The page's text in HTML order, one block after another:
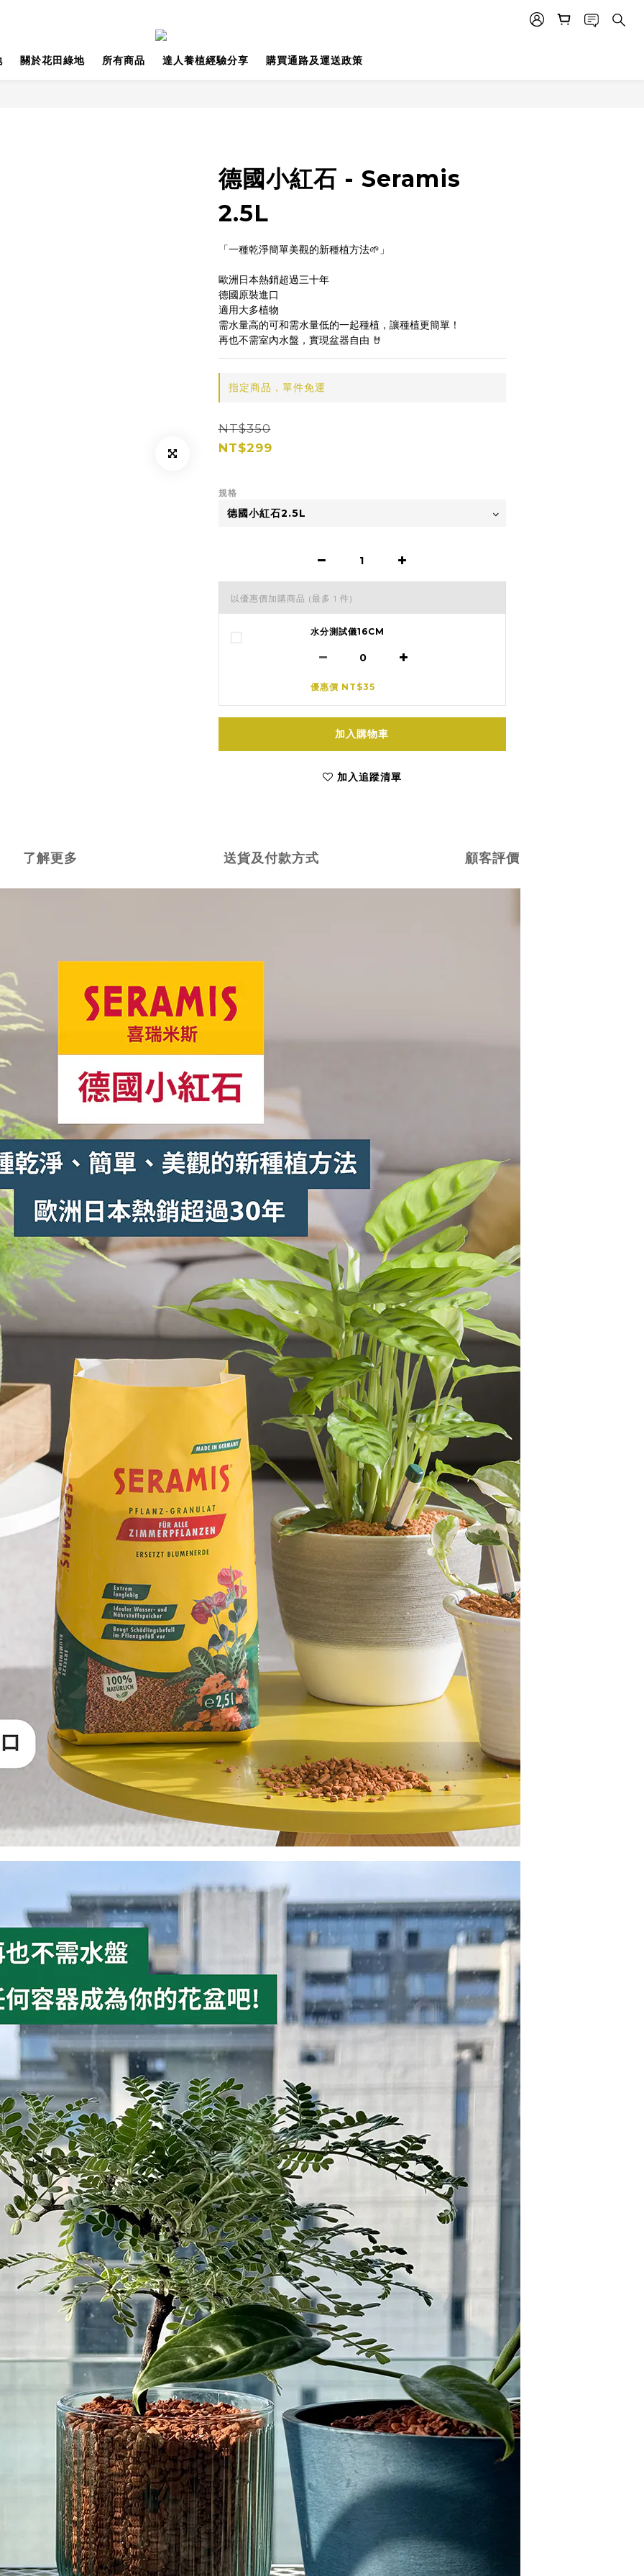
關於花田綠地 所有商品 達人養植經驗分享 購買通路及運送政策
德國小紅石 - Seramis
2.5L
「一種乾淨簡單美觀的新種植方法🌱」
歐洲日本熱銷超過三十年
德國原裝進口
適用大多植物
需水量高的可和需水量低的一起種植，讓種植更簡單！
再也不需室內水盤，實現盆器自由 🤘
指定商品，單件免運
NT$350
NT$299
規格
以優惠價加購商品 (最多 1 件)
水分測試儀16CM
優惠價 NT$35
加入購物車
加入追蹤清單
了解更多 送貨及付款方式 顧客評價